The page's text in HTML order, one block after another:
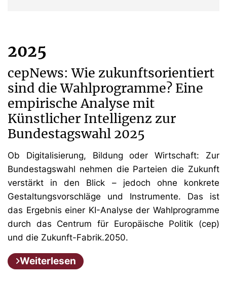
2025
cepNews: Wie zukunftsorientiert
sind die Wahlprogramme? Eine
empirische Analyse mit
Künstlicher Intelligenz zur
Bundestagswahl 2025
Ob Digitalisierung, Bildung oder Wirtschaft: Zur
Bundestagswahl nehmen die Parteien die Zukunft
verstärkt in den Blick – jedoch ohne konkrete
Gestaltungsvorschläge und Instrumente. Das ist
das Ergebnis einer KI-Analyse der Wahlprogramme
durch das Centrum für Europäische Politik (cep)
und die Zukunft-Fabrik.2050.
Weiterlesen